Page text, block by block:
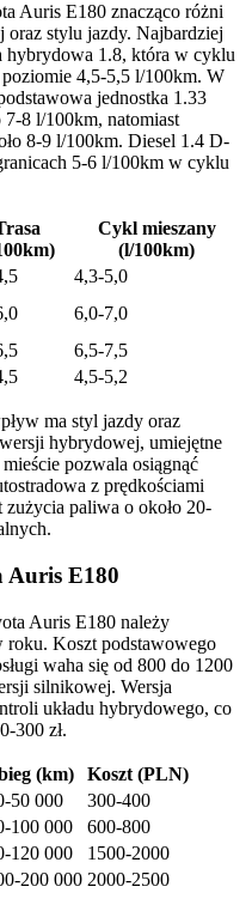
Auris E180 znacząco różni
stylu jazdy. Najbardziej
hybrydowa 1.8, która w cyklu
4,5-5,5 l/100km. W
jednostka 1.33
8 l/100km, natomiast
8-9 l/100km. Diesel 1.4 D-
5-6 l/100km w cyklu
Cykl mieszany
(l/100km)
4,3-5,0
6,0-7,0
6,5-7,5
4,5-5,2
ma styl jazdy oraz
hybrydowej, umiejętne
pozwala osiągnąć
z prędkościami
paliwa o około 20-
Auris E180
Auris E180 należy
Koszt podstawowego
waha się od 800 do 1200
silnikowej. Wersja
układu hybrydowego, co
300 zł.
(km)
Koszt (PLN)
50 000
300-400
100 000
600-800
120 000
1500-2000
200 000 2000-2500